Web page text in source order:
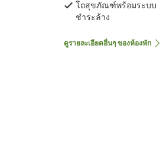
โถสุขภัณฑ์พร้อมระบบ
ชำระล้าง
ดูรายละเอียดอื่นๆ ของห้องพัก